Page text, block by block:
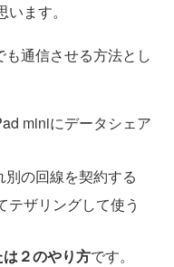
います。
通信させる方法とし
miniにデータシェア
の回線を契約する
テザリングして使う
２のやり方です。